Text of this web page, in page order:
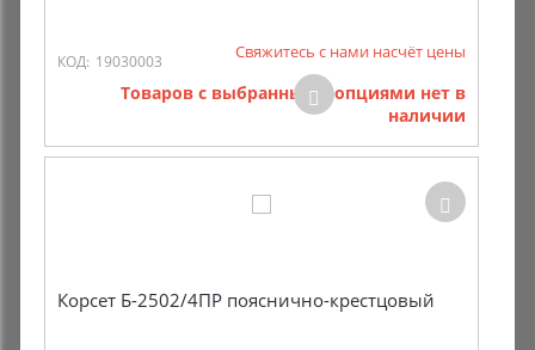
КОД: 19030003 Свяжитесь с нами насчёт цены
Товаров с выбранными опциями нет в
наличии
Корсет Б-2502/4ПР пояснично-крестцовый